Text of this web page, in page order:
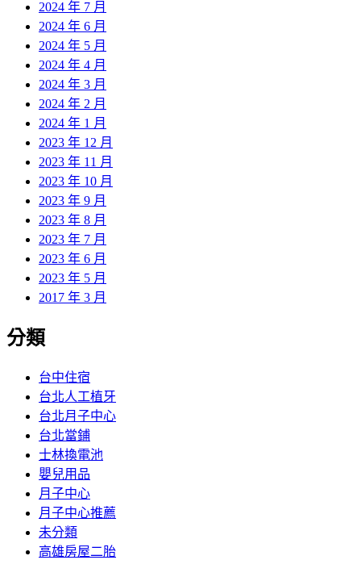
2024 年 7 月
2024 年 6 月
2024 年 5 月
2024 年 4 月
2024 年 3 月
2024 年 2 月
2024 年 1 月
2023 年 12 月
2023 年 11 月
2023 年 10 月
2023 年 9 月
2023 年 8 月
2023 年 7 月
2023 年 6 月
2023 年 5 月
2017 年 3 月
分類
台中住宿
台北人工植牙
台北月子中心
台北當鋪
士林換電池
嬰兒用品
月子中心
月子中心推薦
未分類
高雄房屋二胎